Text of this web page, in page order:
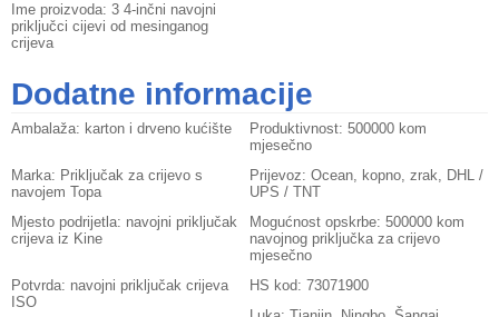
Ime proizvoda: 3 4-inčni navojni
priključci cijevi od mesinganog
crijeva
Dodatne informacije
Ambalaža: karton i drveno kućište Produktivnost: 500000 kom
mjesečno
Marka: Priključak za crijevo s
navojem Topa
Prijevoz: Ocean, kopno, zrak, DHL /
UPS / TNT
Mjesto podrijetla: navojni priključak
crijeva iz Kine
Mogućnost opskrbe: 500000 kom
navojnog priključka za crijevo
mjesečno
Potvrda: navojni priključak crijeva
ISO
HS kod: 73071900